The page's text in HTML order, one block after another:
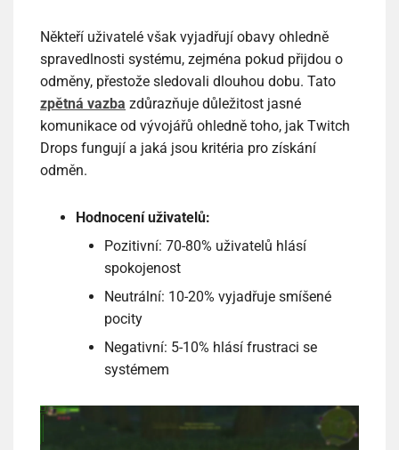
Někteří uživatelé však vyjadřují obavy ohledně
spravedlnosti systému, zejména pokud přijdou o
odměny, přestože sledovali dlouhou dobu. Tato
zpětná vazba zdůrazňuje důležitost jasné
komunikace od vývojářů ohledně toho, jak Twitch
Drops fungují a jaká jsou kritéria pro získání
odměn.
Hodnocení uživatelů:
Pozitivní: 70-80% uživatelů hlásí
spokojenost
Neutrální: 10-20% vyjadřuje smíšené
pocity
Negativní: 5-10% hlásí frustraci se
systémem